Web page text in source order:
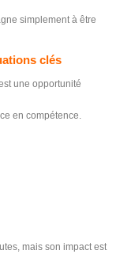
simplement à être
clés
une opportunité
en compétence.
mais son impact est